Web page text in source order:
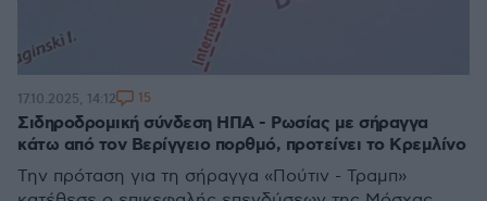
Σιδηροδρομική σύνδεση ΗΠΑ - Ρωσίας με σήραγγα
κάτω από τον Βερίγγειο πορθμό, προτείνει το Κρεμλίνο
Την πρόταση για τη σήραγγα «Πούτιν - Τραμπ»
17.10.2025, 14:12 15